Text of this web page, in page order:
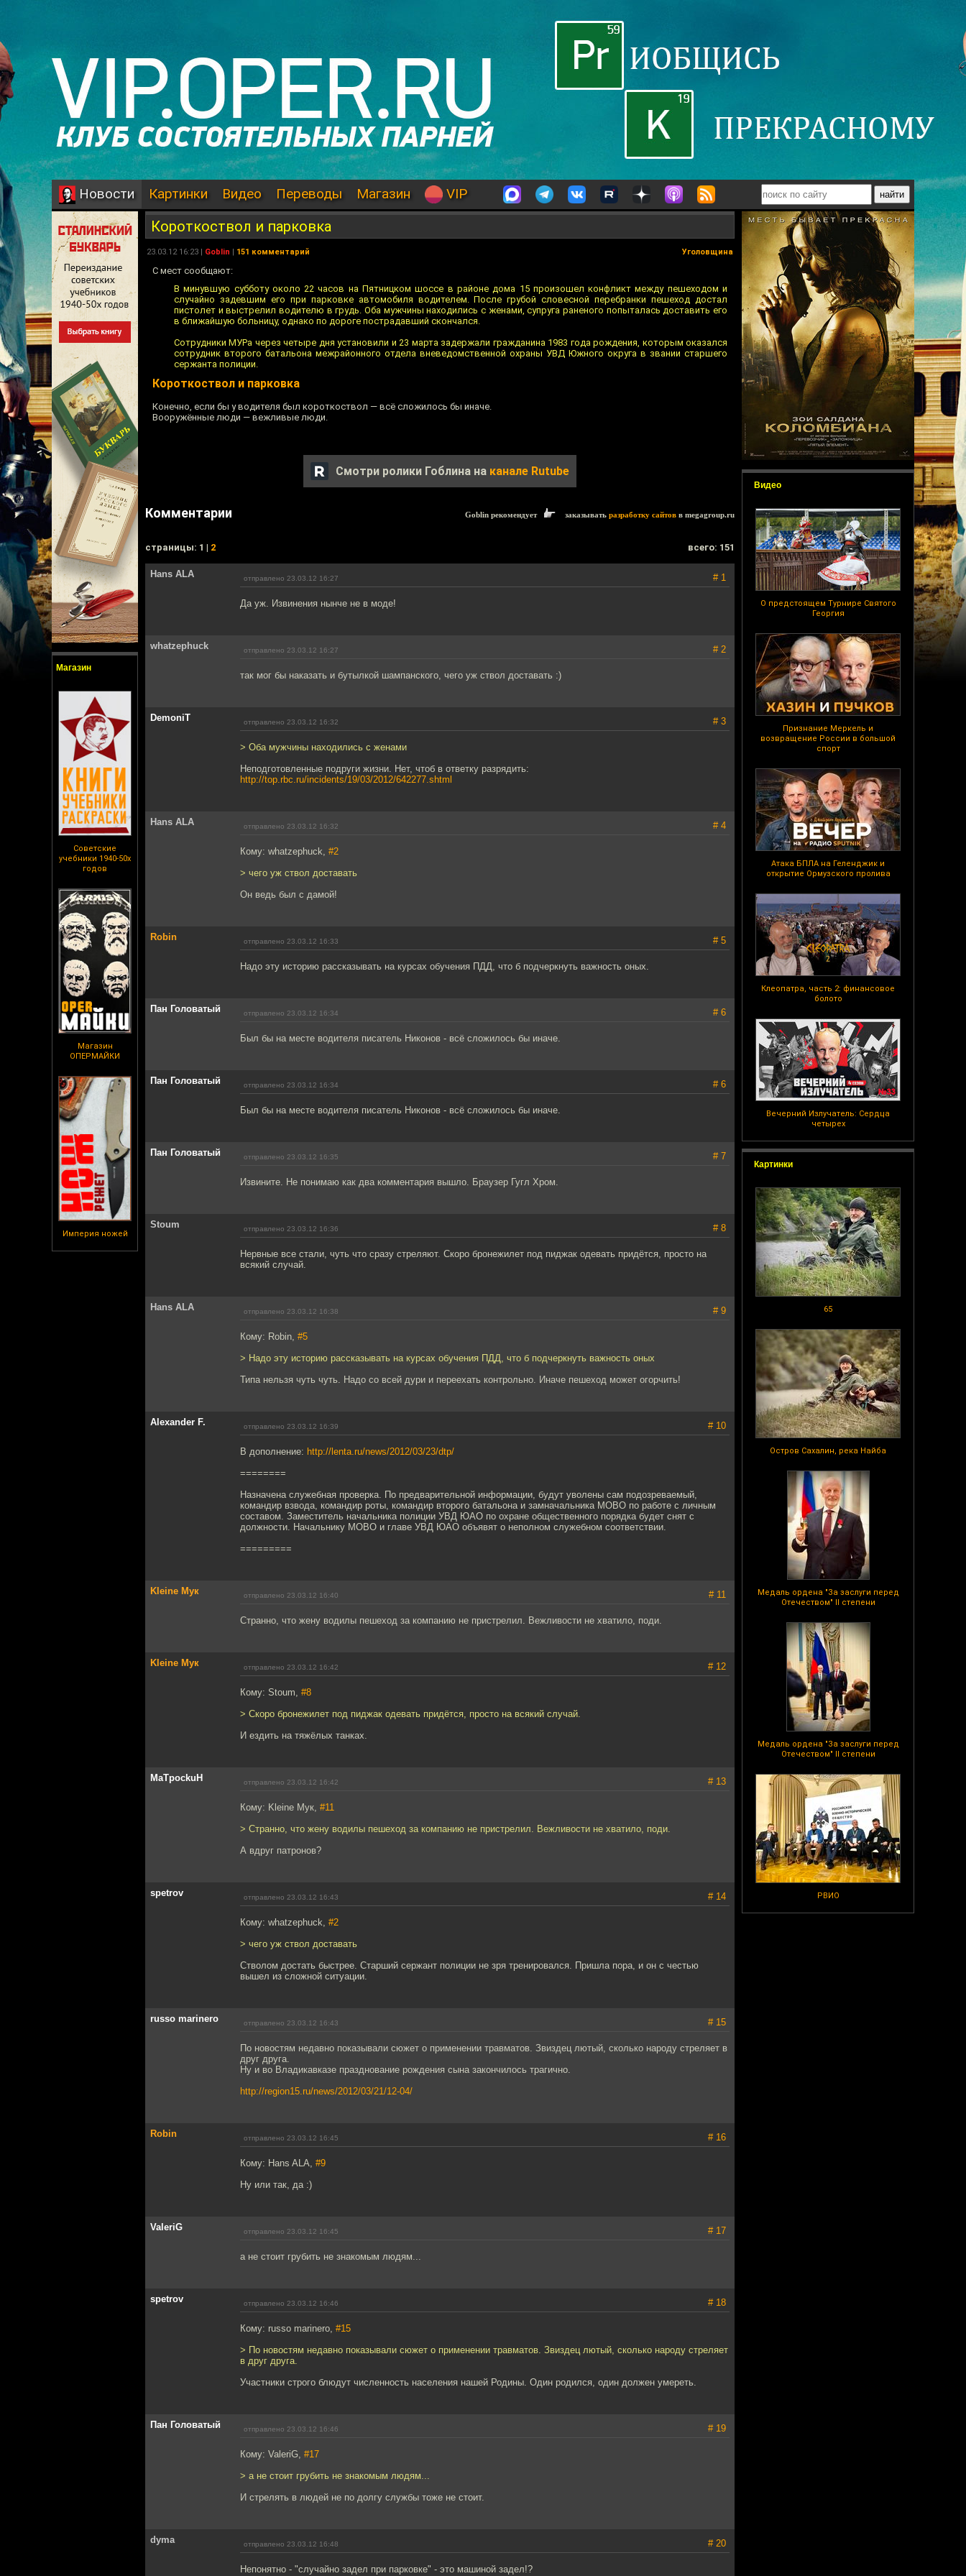
Новости Картинки Видео Переводы Магазин VIP
Магазин
Советские
учебники 1940-50х
годов
Магазин
ОПЕРМАЙКИ
Империя ножей
Видео
О предстоящем Турнире Святого
Георгия
Признание Меркель и
возвращение России в большой
спорт
Атака БПЛА на Геленджик и
открытие Ормузского пролива
Клеопатра, часть 2: финансовое
болото
Вечерний Излучатель: Сердца
четырех
Картинки
65
Остров Сахалин, река Найба
Медаль ордена "За заслуги перед
Отечеством" II степени
Медаль ордена "За заслуги перед
Отечеством" II степени
РВИО
Короткоствол и парковка
23.03.12 16:23 | Goblin | 151 комментарий Уголовщина
С мест сообщают:
В минувшую субботу около 22 часов на Пятницком шоссе в районе дома 15 произошел конфликт между пешеходом и
случайно задевшим его при парковке автомобиля водителем. После грубой словесной перебранки пешеход достал
пистолет и выстрелил водителю в грудь. Оба мужчины находились с женами, супруга раненого попыталась доставить его
в ближайшую больницу, однако по дороге пострадавший скончался.
Сотрудники МУРа через четыре дня установили и 23 марта задержали гражданина 1983 года рождения, которым оказался
сотрудник второго батальона межрайонного отдела вневедомственной охраны УВД Южного округа в звании старшего
сержанта полиции.
Короткоствол и парковка
Конечно, если бы у водителя был короткоствол — всё сложилось бы иначе.
Вооружённые люди — вежливые люди.
Смотри ролики Гоблина на канале Rutube
Комментарии Goblin рекомендует заказывать разработку сайтов в megagroup.ru
cтраницы: 1 | 2 всего: 151
Hans ALA отправлено 23.03.12 16:27 # 1
Да уж. Извинения нынче не в моде!
whatzephuck отправлено 23.03.12 16:27 # 2
так мог бы наказать и бутылкой шампанского, чего уж ствол доставать :)
DemoniT отправлено 23.03.12 16:32 # 3
> Оба мужчины находились с женами
Неподготовленные подруги жизни. Нет, чтоб в ответку разрядить:
http://top.rbc.ru/incidents/19/03/2012/642277.shtml
Hans ALA отправлено 23.03.12 16:32 # 4
Кому: whatzephuck, #2
> чего уж ствол доставать
Он ведь был с дамой!
Robin отправлено 23.03.12 16:33 # 5
Надо эту историю рассказывать на курсах обучения ПДД, что б подчеркнуть важность оных.
Пан Головатый отправлено 23.03.12 16:34 # 6
Был бы на месте водителя писатель Никонов - всё сложилось бы иначе.
Пан Головатый отправлено 23.03.12 16:34 # 6
Был бы на месте водителя писатель Никонов - всё сложилось бы иначе.
Пан Головатый отправлено 23.03.12 16:35 # 7
Извините. Не понимаю как два комментария вышло. Браузер Гугл Хром.
Stoum отправлено 23.03.12 16:36 # 8
Нервные все стали, чуть что сразу стреляют. Скоро бронежилет под пиджак одевать придётся, просто на
всякий случай.
Hans ALA отправлено 23.03.12 16:38 # 9
Кому: Robin, #5
> Надо эту историю рассказывать на курсах обучения ПДД, что б подчеркнуть важность оных
Типа нельзя чуть чуть. Надо со всей дури и переехать контрольно. Иначе пешеход может огорчить!
Alexander F. отправлено 23.03.12 16:39 # 10
В дополнение: http://lenta.ru/news/2012/03/23/dtp/
========
Назначена служебная проверка. По предварительной информации, будут уволены сам подозреваемый,
командир взвода, командир роты, командир второго батальона и замначальника МОВО по работе с личным
составом. Заместитель начальника полиции УВД ЮАО по охране общественного порядка будет снят с
должности. Начальнику МОВО и главе УВД ЮАО объявят о неполном служебном соответствии.
=========
Kleine Мук отправлено 23.03.12 16:40 # 11
Странно, что жену водилы пешеход за компанию не пристрелил. Вежливости не хватило, поди.
Kleine Мук отправлено 23.03.12 16:42 # 12
Кому: Stoum, #8
> Скоро бронежилет под пиджак одевать придётся, просто на всякий случай.
И ездить на тяжёлых танках.
MaTpockuH отправлено 23.03.12 16:42 # 13
Кому: Kleine Мук, #11
> Странно, что жену водилы пешеход за компанию не пристрелил. Вежливости не хватило, поди.
А вдруг патронов?
spetrov отправлено 23.03.12 16:43 # 14
Кому: whatzephuck, #2
> чего уж ствол доставать
Стволом достать быстрее. Старший сержант полиции не зря тренировался. Пришла пора, и он с честью
вышел из сложной ситуации.
russo marinero отправлено 23.03.12 16:43 # 15
По новостям недавно показывали сюжет о применении травматов. Звиздец лютый, сколько народу стреляет в
друг друга.
Ну и во Владикавказе празднование рождения сына закончилось трагично.
http://region15.ru/news/2012/03/21/12-04/
Robin отправлено 23.03.12 16:45 # 16
Кому: Hans ALA, #9
Ну или так, да :)
ValeriG отправлено 23.03.12 16:45 # 17
а не стоит грубить не знакомым людям...
spetrov отправлено 23.03.12 16:46 # 18
Кому: russo marinero, #15
> По новостям недавно показывали сюжет о применении травматов. Звиздец лютый, сколько народу стреляет
в друг друга.
Участники строго блюдут численность населения нашей Родины. Один родился, один должен умереть.
Пан Головатый отправлено 23.03.12 16:46 # 19
Кому: ValeriG, #17
> а не стоит грубить не знакомым людям...
И стрелять в людей не по долгу службы тоже не стоит.
dyma отправлено 23.03.12 16:48 # 20
Непонятно - "случайно задел при парковке" - это машиной задел!?